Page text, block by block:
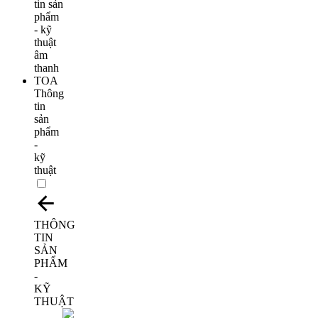
Thông
tin
sản
phẩm
-
kỹ
thuật
THÔNG
TIN
SẢN
PHẨM
-
KỸ
THUẬT